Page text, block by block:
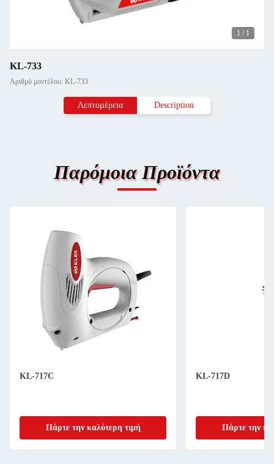
1 / 1
KL-733
Αριθμό μοντέλου: KL-733
Λεπτομέρεια Description
Παρόμοια Προϊόντα
KL-717C
Πάρτε την καλύτερη τιμή
KL-717D
Πάρτε την